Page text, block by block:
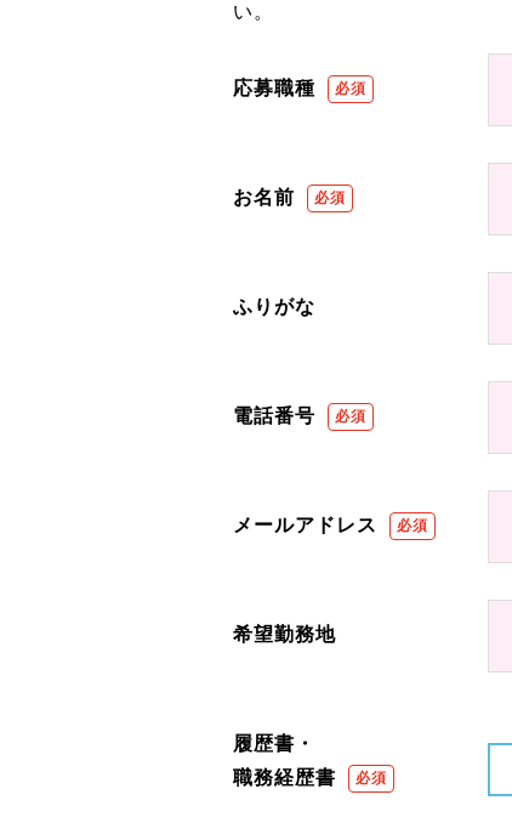
い。
応募職種
お名前
ふりがな
電話番号
メールアドレス
希望勤務地
履歴書・
職務経歴書